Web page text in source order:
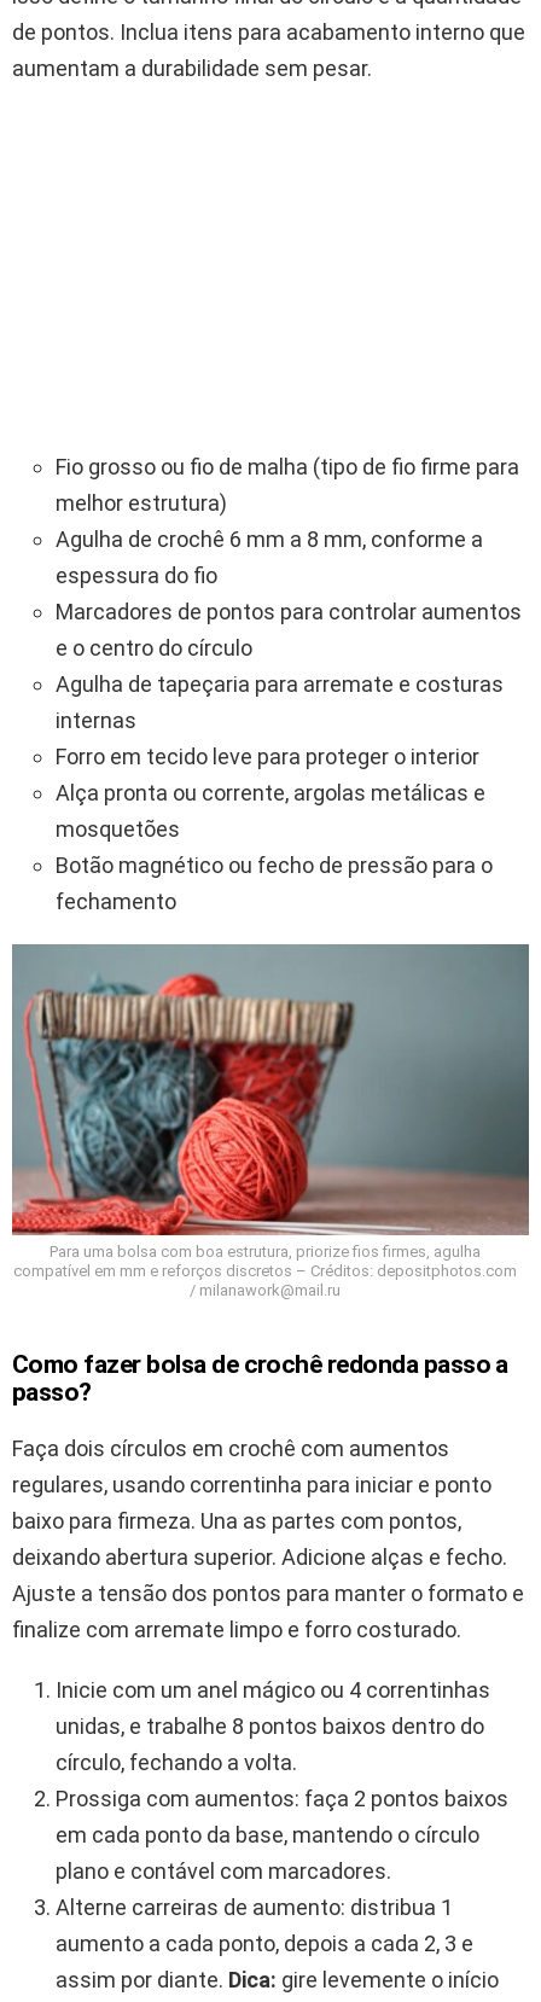
de pontos. Inclua itens para acabamento interno que
aumentam a durabilidade sem pesar.
Fio grosso ou fio de malha (tipo de fio firme para
melhor estrutura)
Agulha de crochê 6 mm a 8 mm, conforme a
espessura do fio
Marcadores de pontos para controlar aumentos
e o centro do círculo
Agulha de tapeçaria para arremate e costuras
internas
Forro em tecido leve para proteger o interior
Alça pronta ou corrente, argolas metálicas e
mosquetões
Botão magnético ou fecho de pressão para o
fechamento
Para uma bolsa com boa estrutura, priorize fios firmes, agulha
compatível em mm e reforços discretos – Créditos: depositphotos.com
/ milanawork@mail.ru
Como fazer bolsa de crochê redonda passo a
passo?
Faça dois círculos em crochê com aumentos
regulares, usando correntinha para iniciar e ponto
baixo para firmeza. Una as partes com pontos,
deixando abertura superior. Adicione alças e fecho.
Ajuste a tensão dos pontos para manter o formato e
finalize com arremate limpo e forro costurado.
Inicie com um anel mágico ou 4 correntinhas
unidas, e trabalhe 8 pontos baixos dentro do
círculo, fechando a volta.
Prossiga com aumentos: faça 2 pontos baixos
em cada ponto da base, mantendo o círculo
plano e contável com marcadores.
Alterne carreiras de aumento: distribua 1
aumento a cada ponto, depois a cada 2, 3 e
assim por diante. Dica: gire levemente o início